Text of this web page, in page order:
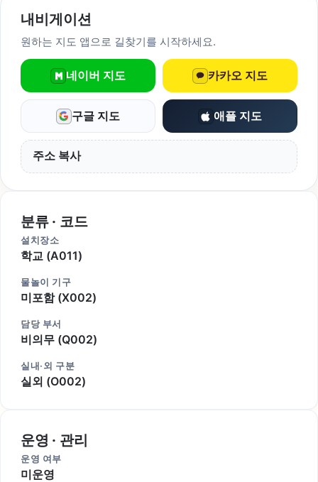
내비게이션
원하는 지도 앱으로 길찾기를 시작하세요.
네이버 지도 카카오 지도
구글 지도 애플 지도
주소 복사
분류 · 코드
설치장소
학교 (A011)
물놀이 기구
미포함 (X002)
담당 부서
비의무 (Q002)
실내·외 구분
실외 (O002)
운영 · 관리
운영 여부
미운영